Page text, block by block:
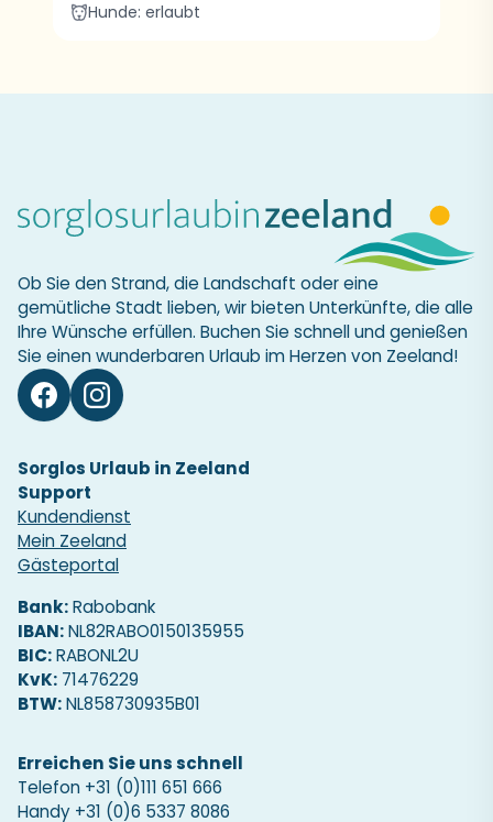
Hunde: erlaubt
Ob Sie den Strand, die Landschaft oder eine
gemütliche Stadt lieben, wir bieten Unterkünfte, die alle
Ihre Wünsche erfüllen. Buchen Sie schnell und genießen
Sie einen wunderbaren Urlaub im Herzen von Zeeland!
Sorglos Urlaub in Zeeland
Support
Kundendienst
Mein Zeeland
Gästeportal
Bank:Rabobank
IBAN:NL82RABO0150135955
BIC:RABONL2U
KvK: 71476229
BTW:NL858730935B01
Erreichen Sie uns schnell
Telefon +31 (0)111 651 666
Handy +31 (0)6 5337 8086